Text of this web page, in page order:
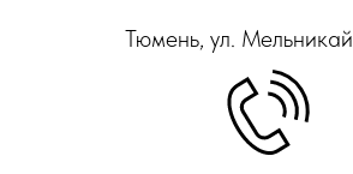
Тюмень, ул.